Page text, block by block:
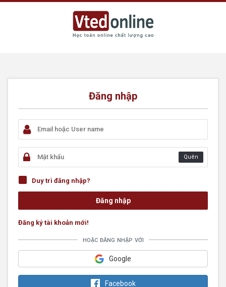
Đăng nhập
Quên
Duy trì đăng nhập?
Đăng ký tài khoản mới!
hoặc đăng nhập với
Google
Facebook